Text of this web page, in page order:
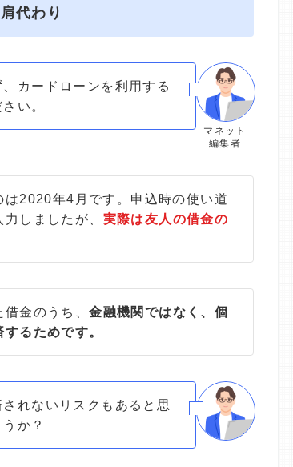
代わり
カードローンを利用する
い。
マネット
編集者
2020年4月です。申込時の使い道
しましたが、 実際は友人の借金の
借金のうち、金融機関ではなく、個
るためです。
れないリスクもあると思
か？